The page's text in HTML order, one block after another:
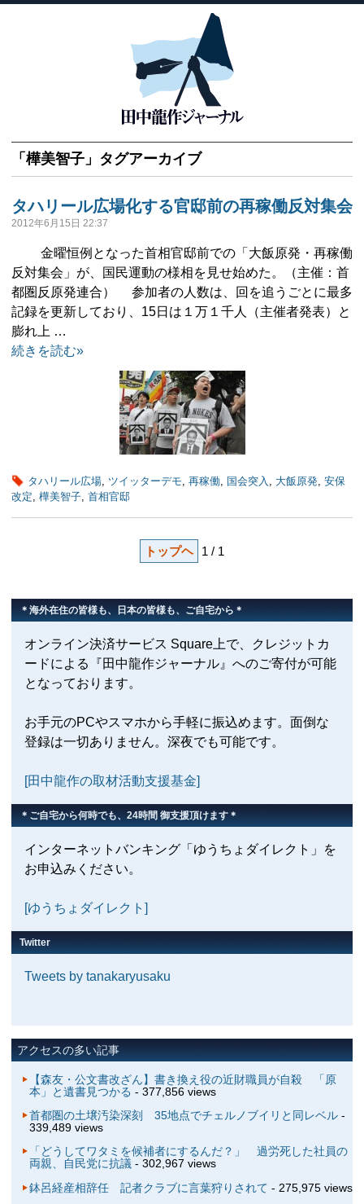
「 樺美智子 」タグアーカイブ
タハリール広場化する官邸前の再稼働反対集会
2012年6月15日 22:37
金曜恒例となった首相官邸前での「大飯原発・再稼働
反対集会」が、国民運動の様相を見せ始めた。（主催：首
都圏反原発連合） 参加者の人数は、回を追うごとに最多
記録を更新しており、15日は１万１千人（主催者発表）と
膨れ上 …
続きを読む»
タハリール広場, ツイッターデモ, 再稼働, 国会突入 , 大飯原発, 安保
改定, 樺美智子, 首相官邸
トップヘ 1 / 1
＊海外在住の皆様も、日本の皆様も、ご自宅から＊
オンライン決済サービス Square上で、クレジットカ
ードによる『田中龍作ジャーナル』へのご寄付が可能
となっております。
お手元のPCやスマホから手軽に振込めます。面倒な
登録は一切ありません。深夜でも可能です。
[田中龍作の取材活動支援基金]
＊ご自宅から何時でも、24時間 御支援頂けます＊
インターネットバンキング「ゆうちょダイレクト」を
お申込みください。
[ゆうちょダイレクト]
Twitter
Tweets by tanakaryusaku
アクセスの多い記事
【森友・公文書改ざん】書き換え役の近財職員が自殺 「原
本」と遺書見つかる - 377,856 views
首都圏の土壌汚染深刻 35地点でチェルノブイリと同レベル-
339,489 views
「どうしてワタミを候補者にするんだ？」 過労死した社員の
両親、自民党に抗議- 302,967 views
鉢呂経産相辞任 記者クラブに言葉狩りされて - 275,975 views